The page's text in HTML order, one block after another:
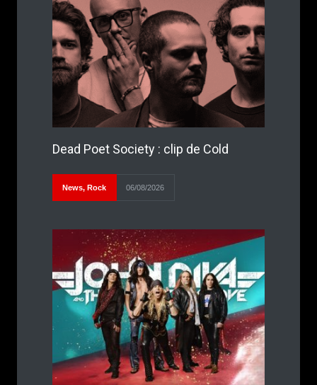
Dead Poet Society : clip de Cold
News, Rock 06/08/2026